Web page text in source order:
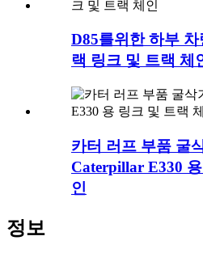
D85를위한 하부
랙 링크 및 트랙 체
카터 러프 부품 굴
Caterpillar E330
인
정보